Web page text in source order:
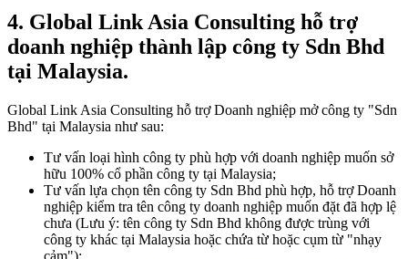
4. Global Link Asia Consulting hỗ trợ
doanh nghiệp thành lập công ty Sdn Bhd
tại Malaysia.
Global Link Asia Consulting hỗ trợ Doanh nghiệp mở công ty "Sdn
Bhd" tại Malaysia như sau:
Tư vấn loại hình công ty phù hợp với doanh nghiệp muốn sở
hữu 100% cổ phần công ty tại Malaysia;
Tư vấn lựa chọn tên công ty Sdn Bhd phù hợp, hỗ trợ Doanh
nghiệp kiểm tra tên công ty doanh nghiệp muốn đặt đã hợp lệ
chưa (Lưu ý: tên công ty Sdn Bhd không được trùng với
công ty khác tại Malaysia hoặc chứa từ hoặc cụm từ "nhạy
cảm");